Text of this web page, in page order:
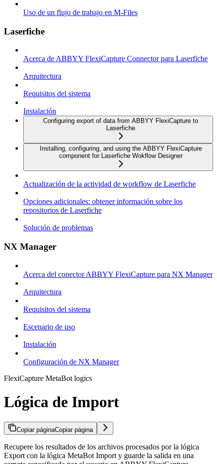
Uso de un flujo de trabajo en M-Files
Laserfiche
Acerca de ABBYY FlexiCapture Connector para Laserfiche
Arquitectura
Requisitos del sistema
Instalación
Configuring export of data from ABBYY FlexiCapture to
Laserfiche
Installing, configuring, and using the ABBYY FlexiCapture
component for Laserfiche Wokflow Designer
Actualización de la actividad de workflow de Laserfiche
Opciones adicionales: obtener información sobre los
repositorios de Laserfiche
Solución de problemas
NX Manager
Acerca del conector ABBYY FlexiCapture para NX Manager
Arquitectura
Requisitos del sistema
Escenario de uso
Instalación
Configuración de NX Manager
FlexiCapture MetaBot logics
Lógica de Import
Copiar páginaCopiar página
Recupere los resultados de los archivos procesados por la lógica
Export con la lógica MetaBot Import y guarde la salida en una